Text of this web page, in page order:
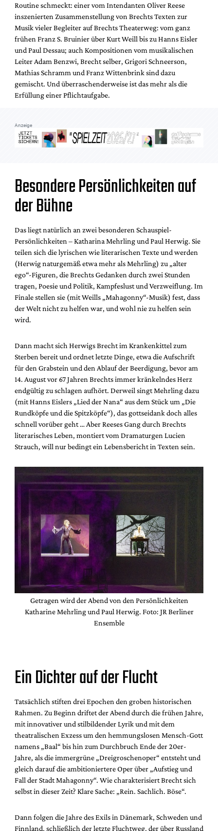
Routine schmeckt: einer vom Intendanten Oliver Reese
inszenierten Zusammenstellung von Brechts Texten zur
Musik vieler Begleiter auf Brechts Theaterweg: vom ganz
frühen Franz S. Bruinier über Kurt Weill bis zu Hanns Eisler
und Paul Dessau; auch Kompositionen vom musikalischen
Leiter Adam Benzwi, Brecht selber, Grigori Schneerson,
Mathias Schramm und Franz Wittenbrink sind dazu
gemischt. Und überraschenderweise ist das mehr als die
Erfüllung einer Pflichtaufgabe.
Anzeige
Besondere Persönlichkeiten auf
der Bühne
Das liegt natürlich an zwei besonderen Schauspiel-
Persönlichkeiten – Katharina Mehrling und Paul Herwig. Sie
teilen sich die lyrischen wie literarischen Texte und werden
(Herwig naturgemäß etwa mehr als Mehrling) zu „alter
ego“-Figuren, die Brechts Gedanken durch zwei Stunden
tragen, Poesie und Politik, Kampfeslust und Verzweiflung. Im
Finale stellen sie (mit Weills „Mahagonny“-Musik) fest, dass
der Welt nicht zu helfen war, und wohl nie zu helfen sein
wird.
Dann macht sich Herwigs Brecht im Krankenkittel zum
Sterben bereit und ordnet letzte Dinge, etwa die Aufschrift
für den Grabstein und den Ablauf der Beerdigung, bevor am
14. August vor 67 Jahren Brechts immer kränkelndes Herz
endgültig zu schlagen aufhört. Derweil singt Mehrling dazu
(mit Hanns Eislers „Lied der Nana“ aus dem Stück um „Die
Rundköpfe und die Spitzköpfe“), das gottseidank doch alles
schnell vorüber geht … Aber Reeses Gang durch Brechts
literarisches Leben, montiert vom Dramaturgen Lucien
Strauch, will nur bedingt ein Lebensbericht in Texten sein.
Getragen wird der Abend von den Persönlichkeiten
Katharine Mehrling und Paul Herwig. Foto: JR Berliner
Ensemble
Ein Dichter auf der Flucht
Tatsächlich stiften drei Epochen den groben historischen
Rahmen. Zu Beginn driftet der Abend durch die frühen Jahre,
mit innovativer und stilbildender Lyrik und mit dem
theatralischen Exzess um den hemmungslosen Mensch-Gott
namens „Baal“ bis hin zum Durchbruch Ende der 20er-
Jahre, als die immergrüne „Dreigroschenoper“ entsteht und
gleich darauf die ambitioniertere Oper über „Aufstieg und
Fall der Stadt Mahagonny“. Wie charakterisiert Brecht sich
selbst in dieser Zeit? Klare Sache: „Rein. Sachlich. Böse“.
Dann folgen die Jahre des Exils in Dänemark, Schweden und
Finnland, schließlich der letzte Fluchtweg, der über Russland